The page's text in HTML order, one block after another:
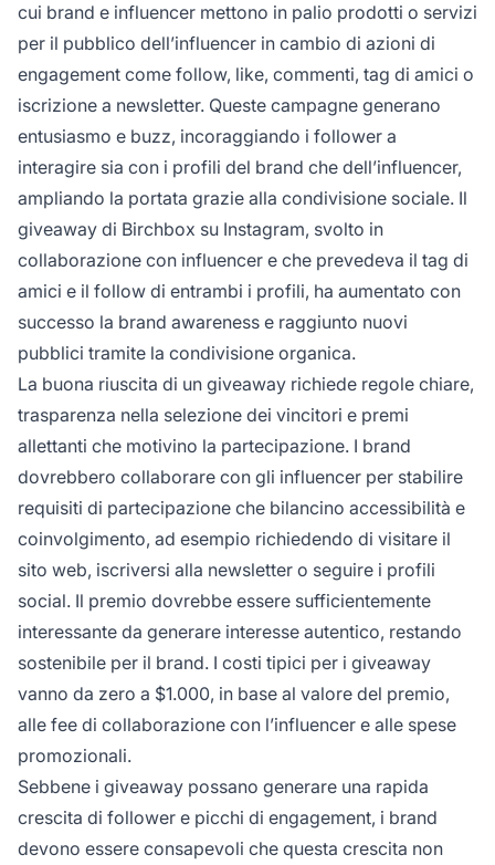
cui brand e influencer mettono in palio prodotti o servizi
per il pubblico dell’influencer in cambio di azioni di
engagement come follow, like, commenti, tag di amici o
iscrizione a newsletter. Queste campagne generano
entusiasmo e buzz, incoraggiando i follower a
interagire sia con i profili del brand che dell’influencer,
ampliando la portata grazie alla condivisione sociale. Il
giveaway di Birchbox su Instagram, svolto in
collaborazione con influencer e che prevedeva il tag di
amici e il follow di entrambi i profili, ha aumentato con
successo la brand awareness e raggiunto nuovi
pubblici tramite la condivisione organica.
La buona riuscita di un giveaway richiede regole chiare,
trasparenza nella selezione dei vincitori e premi
allettanti che motivino la partecipazione. I brand
dovrebbero collaborare con gli influencer per stabilire
requisiti di partecipazione che bilancino accessibilità e
coinvolgimento, ad esempio richiedendo di visitare il
sito web, iscriversi alla newsletter o seguire i profili
social. Il premio dovrebbe essere sufficientemente
interessante da generare interesse autentico, restando
sostenibile per il brand. I costi tipici per i giveaway
vanno da zero a $1.000, in base al valore del premio,
alle fee di collaborazione con l’influencer e alle spese
promozionali.
Sebbene i giveaway possano generare una rapida
crescita di follower e picchi di engagement, i brand
devono essere consapevoli che questa crescita non